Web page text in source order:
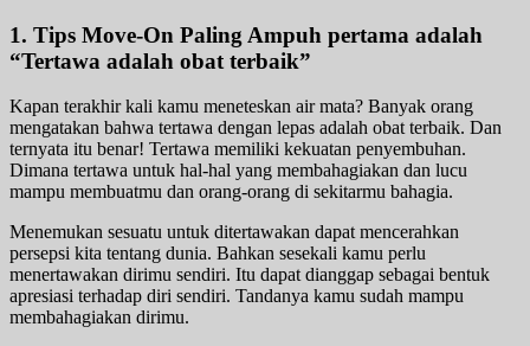
1. Tips Move-On Paling Ampuh pertama adalah
“Tertawa adalah obat terbaik”
Kapan terakhir kali kamu meneteskan air mata? Banyak orang
mengatakan bahwa tertawa dengan lepas adalah obat terbaik. Dan
ternyata itu benar! Tertawa memiliki kekuatan penyembuhan.
Dimana tertawa untuk hal-hal yang membahagiakan dan lucu
mampu membuatmu dan orang-orang di sekitarmu bahagia.
Menemukan sesuatu untuk ditertawakan dapat mencerahkan
persepsi kita tentang dunia. Bahkan sesekali kamu perlu
menertawakan dirimu sendiri. Itu dapat dianggap sebagai bentuk
apresiasi terhadap diri sendiri. Tandanya kamu sudah mampu
membahagiakan dirimu.